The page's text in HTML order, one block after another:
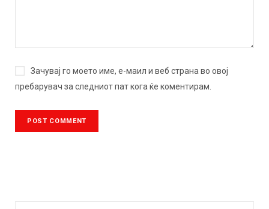
Зачувај го моето име, е-маил и веб страна во овој
пребарувач за следниот пат кога ќе коментирам.